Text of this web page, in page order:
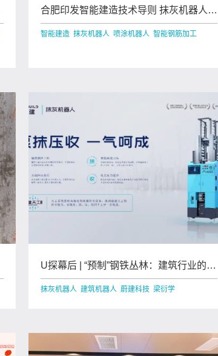
合肥印发智能建造技术导则 抹灰机器人、
喷涂机器人、智能钢筋加工设备在列
智能建造 抹灰机器人 喷涂机器人 智能钢筋加工
U探幕后 | “预制”钢铁丛林：建筑行业的科
技与狠活——蔚建科技专访
抹灰机器人 建筑机器人 蔚建科技 梁衍学